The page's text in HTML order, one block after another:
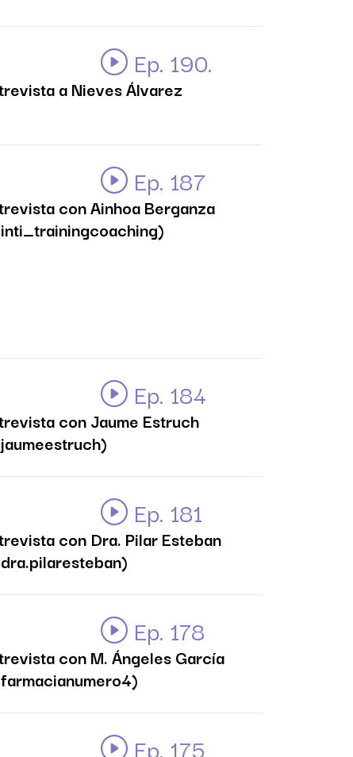
Ep. 190.
a Nieves Álvarez
Ep. 187
con Ainhoa Berganza
Ep. 184
con Jaume Estruch
Ep. 181
con Dra. Pilar Esteban
Ep. 178
con M. Ángeles García
Ep. 175